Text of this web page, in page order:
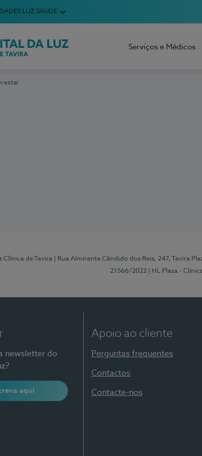
LUZ SAÚDE
Clínica de Tavira
Serviços e Médicos
estar
Clínica de Tavira | Rua Almirante Cândido dos Reis, 247, Tavira
21566/2022
| HL Plaza -
newsletter do
aqui
Apoio ao cliente
Perguntas frequentes
Contactos
Contacte-nos